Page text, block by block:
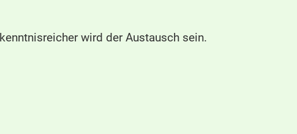
wird der Austausch sein.